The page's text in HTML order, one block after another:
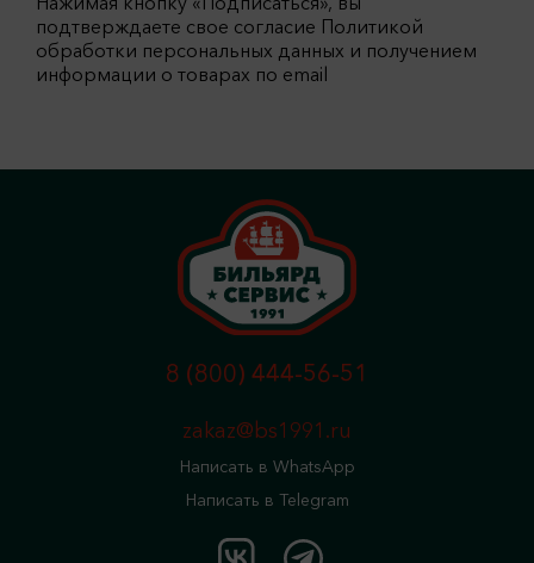
подтверждаете свое согласие Политикой
обработки персональных данных и получением
информации о товарах по email
8 (800) 444-56-51
zakaz@bs1991.ru
Написать в WhatsApp
Написать в Telegram